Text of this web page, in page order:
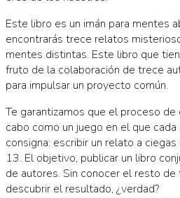
Este libro es un imán para mentes
encontrarás trece relatos
mentes distintas. Este libro que
fruto de la colaboración de trece
para impulsar un proyecto común.
Te garantizamos que el proceso
cabo como un juego en el que
consigna: escribir un relato a
13. El objetivo, publicar un libro
de autores. Sin conocer el resto
descubrir el resultado, ¿verdad?